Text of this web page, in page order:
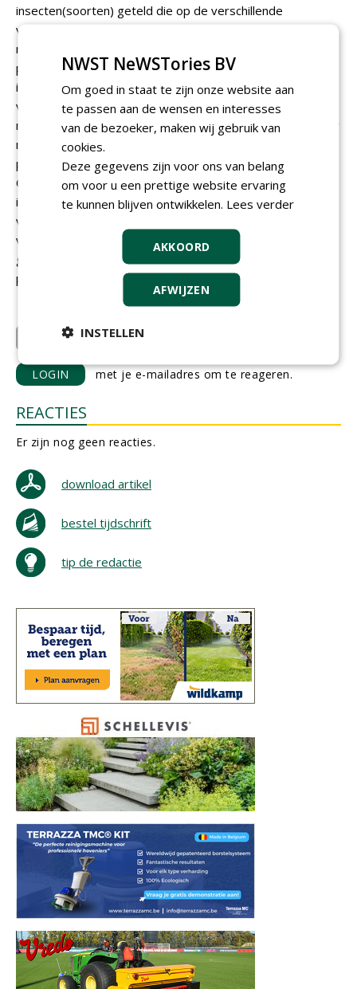
insecten(soorten) geteld die op de verschillende
veldbloemen afkwamen. Verder leverde het onderzoek
nieuwe inzichten op over de toepassing van inheemse
plantensoorten in de zaadmengsels. Advanta verwerkte
inmiddels veel van de opgedane kennis in de samenstelling
van hun veldbloemenmengsels. De indeling van onze
mengsels in vier hoofdcategorieën is daarvan een tastbaar
resultaat, met inmiddels een aanbod van twintig 100
procent inheemse mengsels.'
Op de vraag wanneer Advanta's nieuwe demonstratieveld
in Rilland voor het eerst te bewonderen is, adviseren de
veldbloemenspecialisten: 'Houd voor de veld-demodagen
van Advanta onze websitewww.advantaseeds.nl
gaten. Daarop publiceren we alle data waarop
professionals welkom zijn.'
Limagrain Nederland B.V.
LOGIN met je e-mailadres om te reageren.
REACTIES
Er zijn nog geen reacties.
download artikel
bestel tijdschrift
tip de redactie
NWST NeWSTories BV
Om goed in staat te zijn onze website aan
te passen aan de wensen en interesses
van de bezoeker, maken wij gebruik van
cookies.
Deze gegevens zijn voor ons van belang
om voor u een prettige website ervaring
te kunnen blijven ontwikkelen. Lees verder
AKKOORD
AFWIJZEN
INSTELLEN